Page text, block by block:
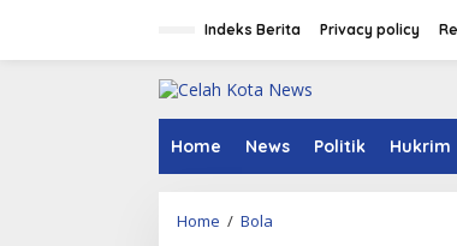
Indeks Berita Privacy policy
Home News Politik Hukrim
Home / Bola